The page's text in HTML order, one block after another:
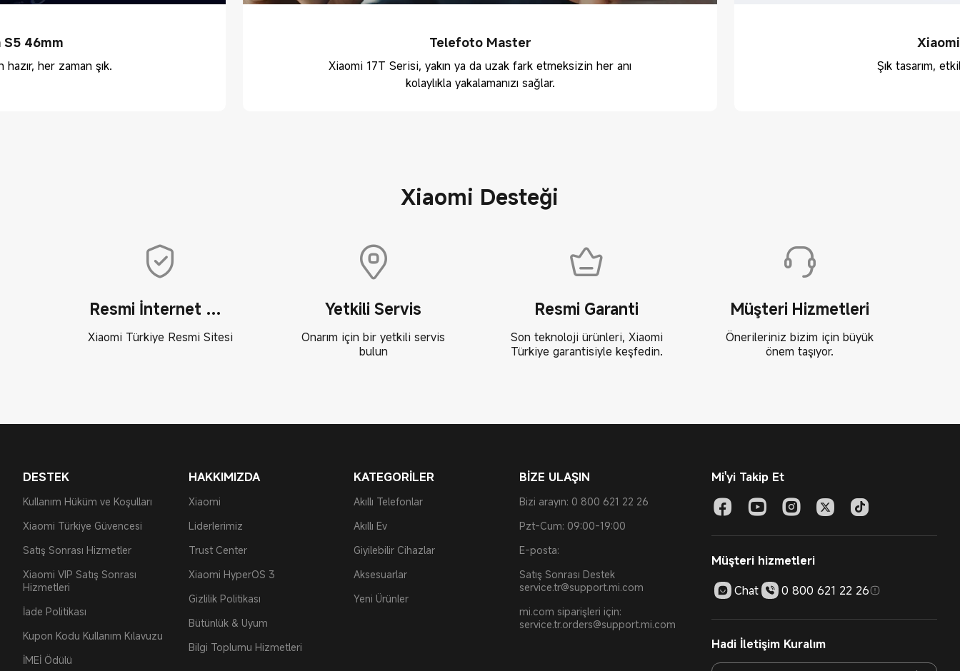
46mm
hazır, her zaman şık.
Telefoto Master
Xiaomi 17T Serisi, yakın ya da uzak fark etmeksizin her anı
kolaylıkla yakalamanızı sağlar.
Şık tasarım,
Xiaomi Desteği
Resmi İnternet Sitesi
Xiaomi Türkiye Resmi Sitesi
Yetkili Servis
Onarım için bir yetkili servis
bulun
Resmi Garanti
Son teknoloji ürünleri, Xiaomi
Türkiye garantisiyle keşfedin.
Müşteri Hizmetleri
Önerileriniz bizim için büyük
önem taşıyor.
DESTEK
Kullanım Hüküm ve Koşulları
Xiaomi Türkiye Güvencesi
Satış Sonrası Hizmetler
Xiaomi VIP Satış Sonrası
Hizmetleri
İade Politikası
Kupon Kodu Kullanım Kılavuzu
İMEİ Ödülü
HAKKIMIZDA
Xiaomi
Liderlerimiz
Trust Center
Xiaomi HyperOS 3
Gizlilik Politikası
Bütünlük & Uyum
Bilgi Toplumu Hizmetleri
KATEGORİLER
Akıllı Telefonlar
Akıllı Ev
Giyilebilir Cihazlar
Aksesuarlar
Yeni Ürünler
BİZE ULAŞIN
Bizi arayın: 0 800 621 22 26
Pzt-Cum: 09:00-19:00
E-posta:
Satış Sonrası Destek
service.tr@support.mi.com
mi.com siparişleri için:
service.tr.orders@support.mi.com
Mi'yi Takip Et
Müşteri hizmetleri
Chat
0 800 621 22 26
Hadi İletişim Kuralım